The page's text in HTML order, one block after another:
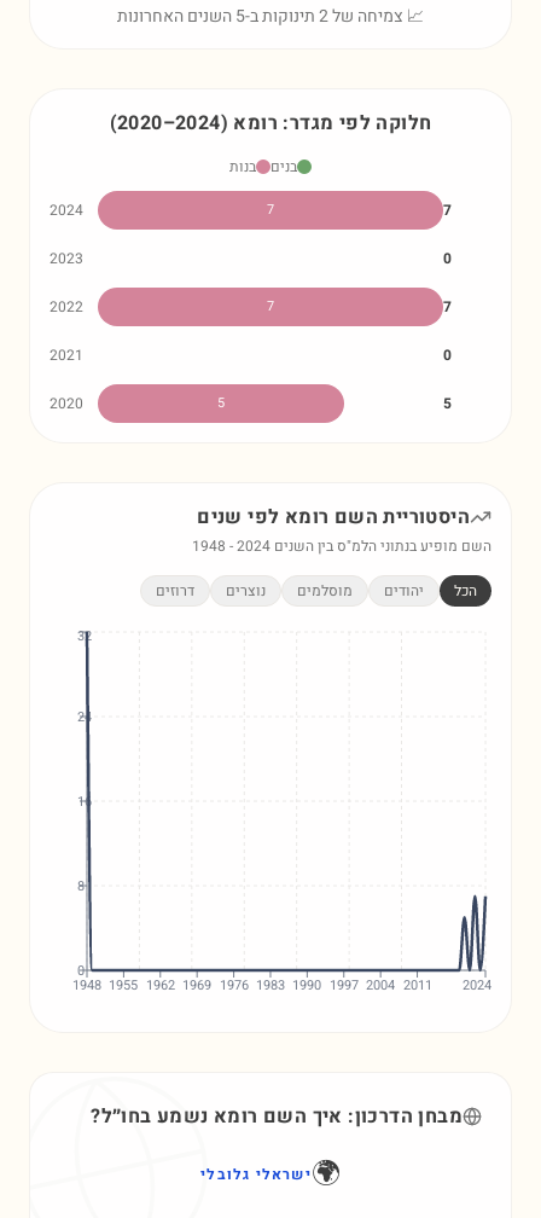
📈 צמיחה של 2 תינוקות ב-5 השנים האחרונות
חלוקה לפי מגדר: רומא (2020–2024)
בנים
בנות
2024
7 7
2023 0
2022 7 7
2021 0
2020 5 5
היסטוריית השם רומא לפי שנים
השם מופיע בנתוני הלמ"ס בין השנים 1948 -2024
הכל יהודים מוסלמים נוצרים דרוזים
1948 1955 1962 1969 1976 1983 1990 1997 2004 2011 2024
0
8
16
24
32
מבחן הדרכון: איך השם רומא נשמע בחו״ל?
🌍ישראלי גלובלי